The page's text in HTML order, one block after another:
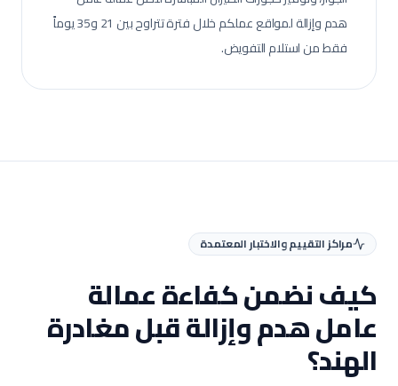
هدم وإزالة
لمواقع عملكم خلال فترة تتراوح بين 21 و35 يوماً
فقط من استلام التفويض.
مراكز التقييم والاختبار المعتمدة
كيف نضمن كفاءة عمالة
عامل هدم وإزالةقبل مغادرة
الهند؟